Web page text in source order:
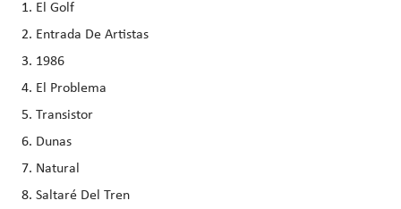
El Golf
Entrada De Artistas
1986
El Problema
Transistor
Dunas
Natural
Saltaré Del Tren